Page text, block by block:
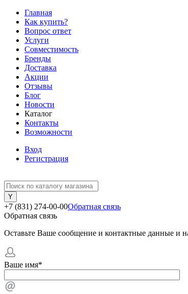
Главная
Как купить?
Вопрос ответ
Услуги
Совместимость
Бренды
Доставка
Акции
Отзывы
Блог
Новости
Каталог
Контакты
Возможности
Вход
Регистрация
+7 (831) 274-00-00Обратная связь
Обратная связь
Оставьте Ваше сообщение и контактные данные и
Ваше имя*